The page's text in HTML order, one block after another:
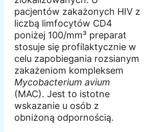
pacjentów zakażonych HIV z
liczbą limfocytów CD4
poniżej 100/mm³ preparat
stosuje się profilaktycznie w
celu zapobiegania rozsianym
zakażeniom kompleksem
Mycobacterium avium
(MAC). Jest to istotne
wskazanie u osób z
obniżoną odpornością.